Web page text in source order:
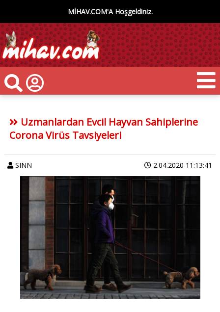
MİHAV.COM'A Hoşgeldiniz.
Uzmanlardan Evcil Hayvan Sahiplerine
Corona Virüs Tavsiyeleri
SINN 2.04.2020 11:13:41